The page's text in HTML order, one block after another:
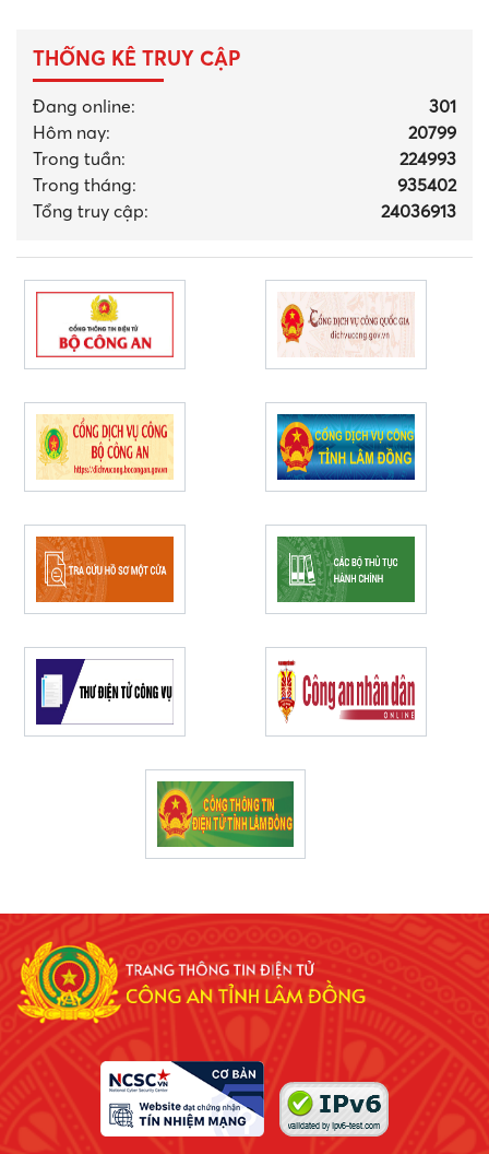
THỐNG KÊ TRUY CẬP
Đang online:
301
Hôm nay:
20799
Trong tuần:
224993
Trong tháng:
935402
Tổng truy cập:
24036913